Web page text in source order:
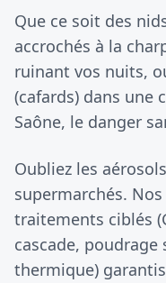
Que ce soit des
accrochés à la
ruinant vos nuits,
(cafards) dans une
Saône, le danger
Oubliez les
supermarchés.
traitements ciblés
cascade, poudrage
thermique)